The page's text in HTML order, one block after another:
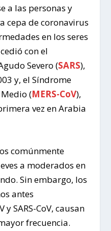
a las personas y
cepa de coronavirus
en los seres
con el
Severo (SARS),
y, el Síndrome
(MERS-CoV),
vez en Arabia
comúnmente
a moderados en
Sin embargo, los
antes
y SARS-CoV, causan
frecuencia.